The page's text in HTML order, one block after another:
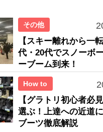
その他
【スキー離れから一
代・20代でスノーボ
ーブーム到来！
How to
【グラトリ初心者必
選ぶ！上達への近道
ブーツ徹底解説